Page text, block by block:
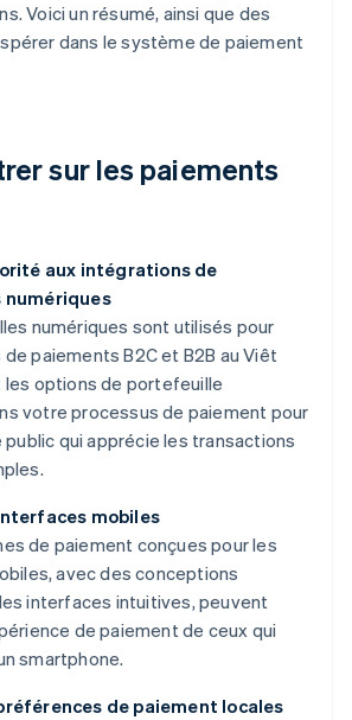
Voici un résumé, ainsi que des
dans le système de paiement
sur les paiements
aux intégrations de
numériques sont utilisés pour
paiements B2C et B2B au Viêt
les options de portefeuille
votre processus de paiement pour
public qui apprécie les transactions
mobiles
de paiement conçues pour les
avec des conceptions
interfaces intuitives, peuvent
de paiement de ceux qui
smartphone.
de paiement locales